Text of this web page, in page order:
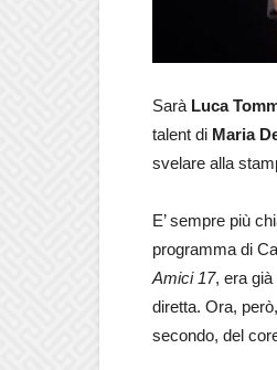
Sarà Luca
talent di Maria
svelare alla
E’ sempre più
programma di
Amici 17, era
diretta. Ora,
secondo, del